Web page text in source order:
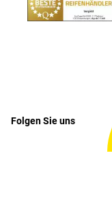
Folgen Sie uns